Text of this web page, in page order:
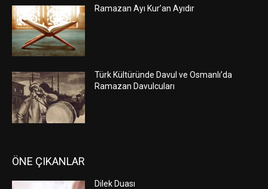
Ramazan Ayı Kur’an Ayıdır
Türk Kültüründe Davul ve Osmanlı’da
Ramazan Davulcuları
ÖNE ÇIKANLAR
Dilek Duası